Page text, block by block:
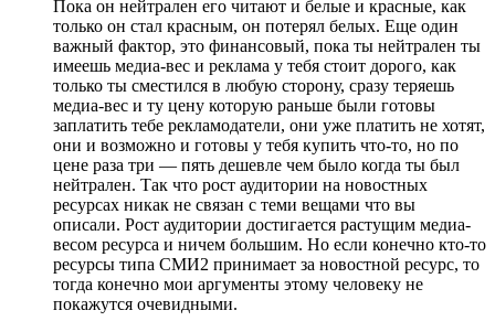
Пока он нейтрален его читают и белые и красные, как
только он стал красным, он потерял белых. Еще один
важный фактор, это финансовый, пока ты нейтрален ты
имеешь медиа-вес и реклама у тебя стоит дорого, как
только ты сместился в любую сторону, сразу теряешь
медиа-вес и ту цену которую раньше были готовы
заплатить тебе рекламодатели, они уже платить не хотят,
они и возможно и готовы у тебя купить что-то, но по
цене раза три — пять дешевле чем было когда ты был
нейтрален. Так что рост аудитории на новостных
ресурсах никак не связан с теми вещами что вы
описали. Рост аудитории достигается растущим медиа-
весом ресурса и ничем большим. Но если конечно кто-то
ресурсы типа СМИ2 принимает за новостной ресурс, то
тогда конечно мои аргументы этому человеку не
покажутся очевидными.